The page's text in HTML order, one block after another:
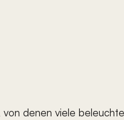
denen viele